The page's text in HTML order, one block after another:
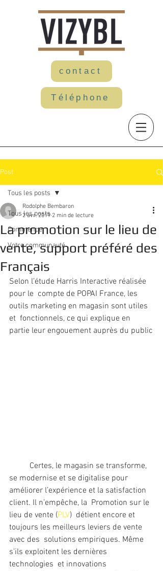
contact
Téléphone
Post
Tous les posts
Commencer
Votre communauté
Tous les posts
La promotion sur le lieu de
vente, support préféré des
Français
Rodolphe Bembaron
2 avr. 2019 2 min de lecture
Selon l’étude Harris Interactive réalisée
pour le  compte de POPAI France, les
outils marketing en magasin sont utiles
et  fonctionnels, ce qui explique en
partie leur engouement auprès du public
se modernise et se digitalise pour
améliorer l’expérience et la satisfaction
client. Il n’empêche, la  Promotion sur le
lieu de vente (PLV)  détient encore et
toujours les meilleurs leviers de vente
avec des  solutions empiriques. Même
s’ils exploitent les dernières
technologies  et innovations